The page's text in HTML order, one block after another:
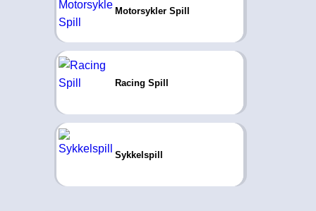
Motorsykler Spill
Racing Spill
Sykkelspill